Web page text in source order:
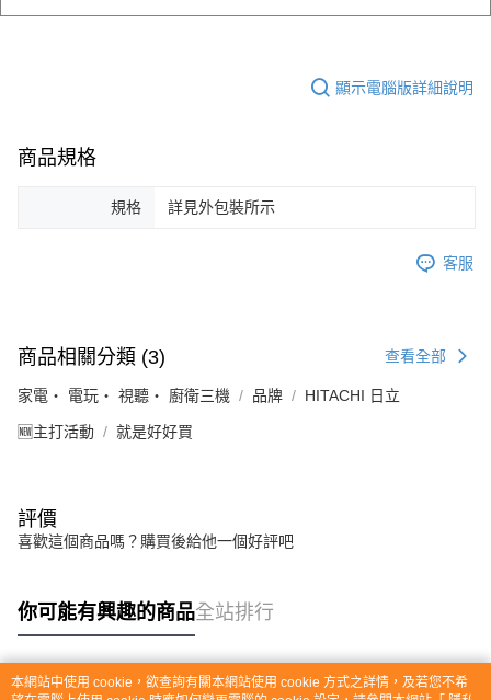
顯示電腦版詳細說明
商品規格
規格 詳見外包裝所示
客服
商品相關分類 (3) 查看全部
家電・ 電玩・ 視聽・ 廚衛三機 品牌 HITACHI 日立
🆕主打活動 就是好好買
評價
喜歡這個商品嗎？購買後給他一個好評吧
你可能有興趣的商品全站排行
本網站中使用 cookie，欲查詢有關本網站使用 cookie 方式之詳情，及若您不希